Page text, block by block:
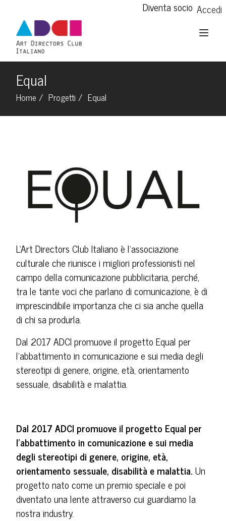
Diventa socio Accedi
Equal
Home Progetti Equal
L'Art Directors Club Italiano è l'associazione
culturale che riunisce i migliori professionisti nel
campo della comunicazione pubblicitaria, perché,
tra le tante voci che parlano di comunicazione, è di
imprescindibile importanza che ci sia anche quella
di chi sa produrla.
Dal 2017 ADCI promuove il progetto Equal per
l’abbattimento in comunicazione e sui media degli
stereotipi di genere, origine, età, orientamento
sessuale, disabilità e malattia.
Dal 2017 ADCI promuove il progetto Equal per
l’abbattimento in comunicazione e sui media
degli stereotipi di genere, origine, età,
orientamento sessuale, disabilità e malattia.Un
progetto nato come un premio speciale e poi
diventato una lente attraverso cui guardiamo la
nostra industry.